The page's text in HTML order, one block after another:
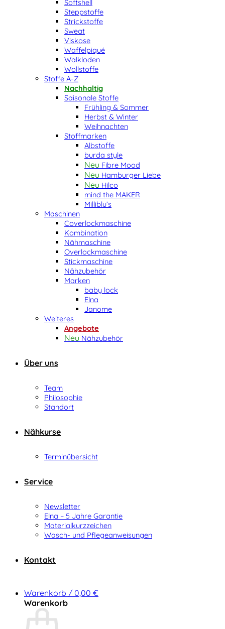
Softshell
Steppstoffe
Strickstoffe
Sweat
Viskose
Waffelpiqué
Walkloden
Wollstoffe
Stoffe A-Z
Nachhaltig
Saisonale Stoffe
Frühling & Sommer
Herbst & Winter
Weihnachten
Stoffmarken
Albstoffe
burda style
Fibre Mood
Hamburger Liebe
Hilco
mind the MAKER
Milliblu’s
Maschinen
Coverlockmaschine
Kombination
Nähmaschine
Overlockmaschine
Stickmaschine
Nähzubehör
Marken
baby lock
Elna
Janome
Weiteres
Angebote
Nähzubehör
Über uns
Team
Philosophie
Standort
Nähkurse
Terminübersicht
Service
Newsletter
Elna – 5 Jahre Garantie
Materialkurzzeichen
Wasch- und Pflegeanweisungen
Kontakt
Warenkorb / 0,00 €
Warenkorb